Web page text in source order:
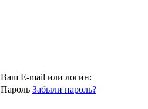
Ваш E-mail или логин:
Пароль Забыли пароль?